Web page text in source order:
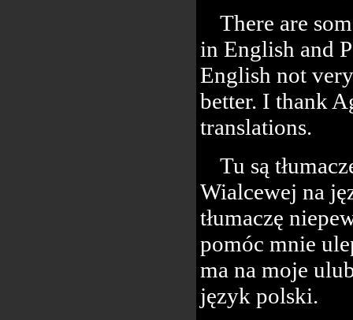
There are
in English and
English not
better. I thank
translations.
Tu są
Wialcewej na
tłumaczę
pomóc mnie
ma na moje
język polski.